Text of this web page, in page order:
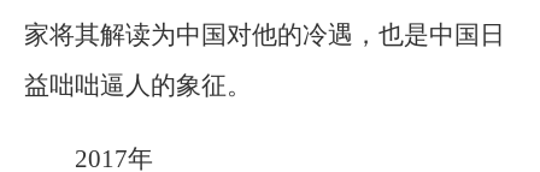
家将其解读为中国对他的冷遇，也是中国日
益咄咄逼人的象征。
2017年